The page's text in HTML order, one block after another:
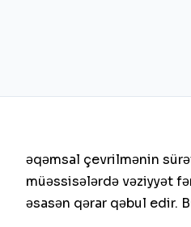
əqəmsal çevrilmənin
müəssisələrdə vəziyyət
əsasən qərar qəbul edir.